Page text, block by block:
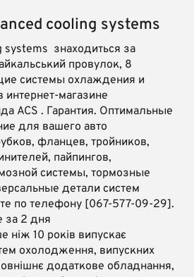
cooling systems
systems ‍ знаходиться за
провулок, 8
системы охлаждения и
магазине
ACS . Гарантия. Оптимальные
для вашего авто
фланцев, тройников,
пайпингов,
системы, тормозные
детали систем
по телефону [067-577-09-29].
за 2 дня
ніж 10 років випускає
охолодження, випускних
додаткове обладнання,